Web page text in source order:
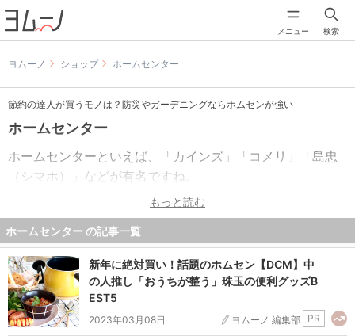
メニュー 検索
ヨムーノ ショップ ホームセンター
節約の達人が買うモノは？防災やガーデニングならホムセンが強い
ホームセンター
もっと読む
ホームセンターといえば、「カインズ」「コメリ」「島忠
（シマホ）」などが有名ですね。
また、プライベートブランド（PB)を展開しているホームセ
ンターも増えて、オトクに利用できるようになりました。
業務用品や生鮮食料品など、各店舗の品揃えもどんどん幅
広くなり、便利になっています。
ここではオトクで便利なホームセンターに関する記事をま
とめています。
ホームセンター の記事一覧
新年に絶対買い！話題のホムセン【DCM】中
の人推し「おうちが整う」珠玉の便利グッズB
EST5
2023年03月08日 ヨムーノ 編集部 PR